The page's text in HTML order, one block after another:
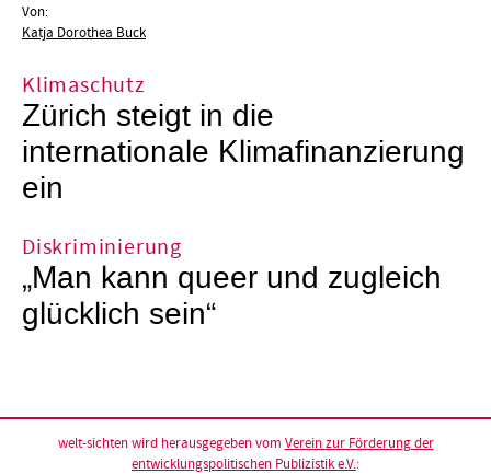
Von:
Katja Dorothea Buck
Klimaschutz
Zürich steigt in die
internationale Klimafinanzierung
ein
Diskriminierung
„Man kann queer und zugleich
glücklich sein“
welt-sichten wird herausgegeben vom Verein zur Förderung der
entwicklungspolitischen Publizistik e.V.: